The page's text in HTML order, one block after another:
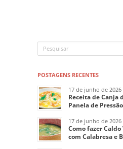
POSTAGENS RECENTES
17 de junho de 2026
Receita de Canja
Panela de Pressão
17 de junho de 2026
Como fazer
com Calabresa e